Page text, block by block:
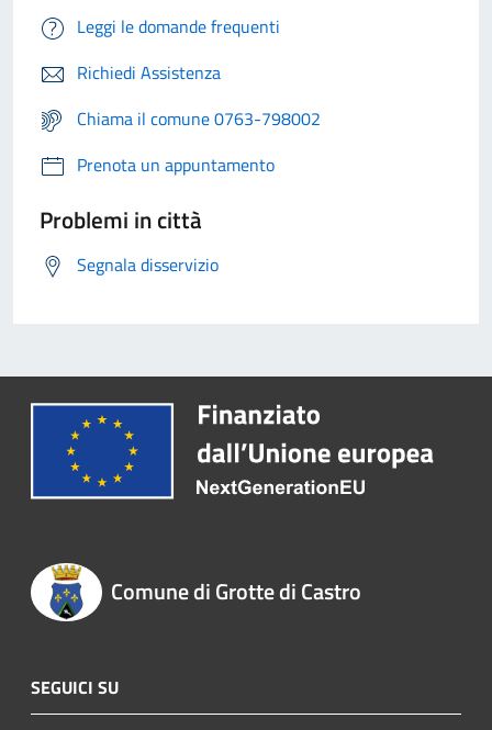
Leggi le domande frequenti
Richiedi Assistenza
Chiama il comune 0763-798002
Prenota un appuntamento
Problemi in città
Segnala disservizio
Comune di Grotte di Castro
SEGUICI SU